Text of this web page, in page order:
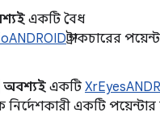
একটি বৈধ
স্ট্রাকচারের
অবশ্যই একটি
নির্দেশকারী একটি